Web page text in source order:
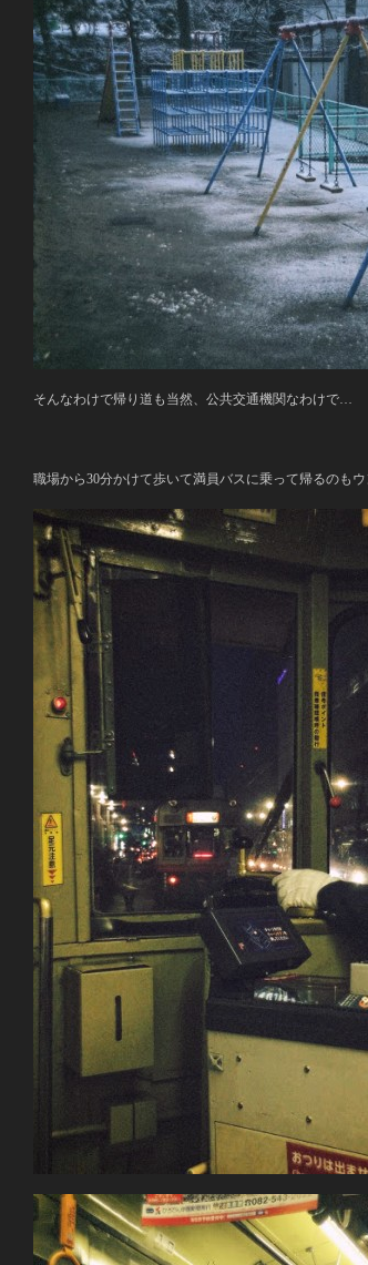
そんなわけで帰り道も当然、公共交通機関なわけで…
職場から30分かけて歩いて満員バスに乗って帰るのも